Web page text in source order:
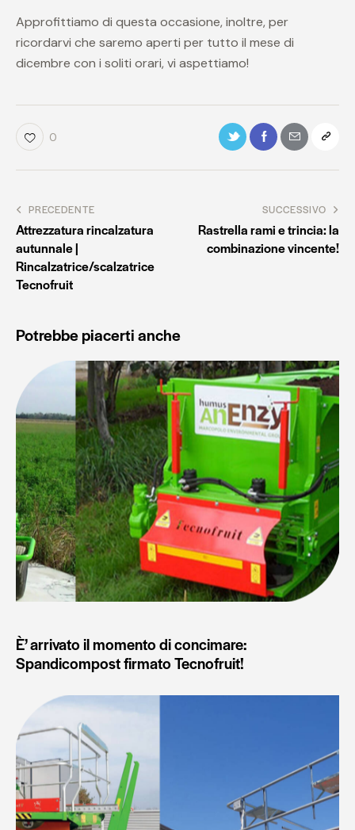
Approfittiamo di questa occasione, inoltre, per
ricordarvi che saremo aperti per tutto il mese di
dicembre con i soliti orari, vi aspettiamo!
0
PRECEDENTE
Attrezzatura rincalzatura
autunnale |
Rincalzatrice/scalzatrice
Tecnofruit
SUCCESSIVO
Rastrella rami e trincia: la
combinazione vincente!
Potrebbe piacerti anche
È’ arrivato il momento di concimare:
Spandicompost firmato Tecnofruit!